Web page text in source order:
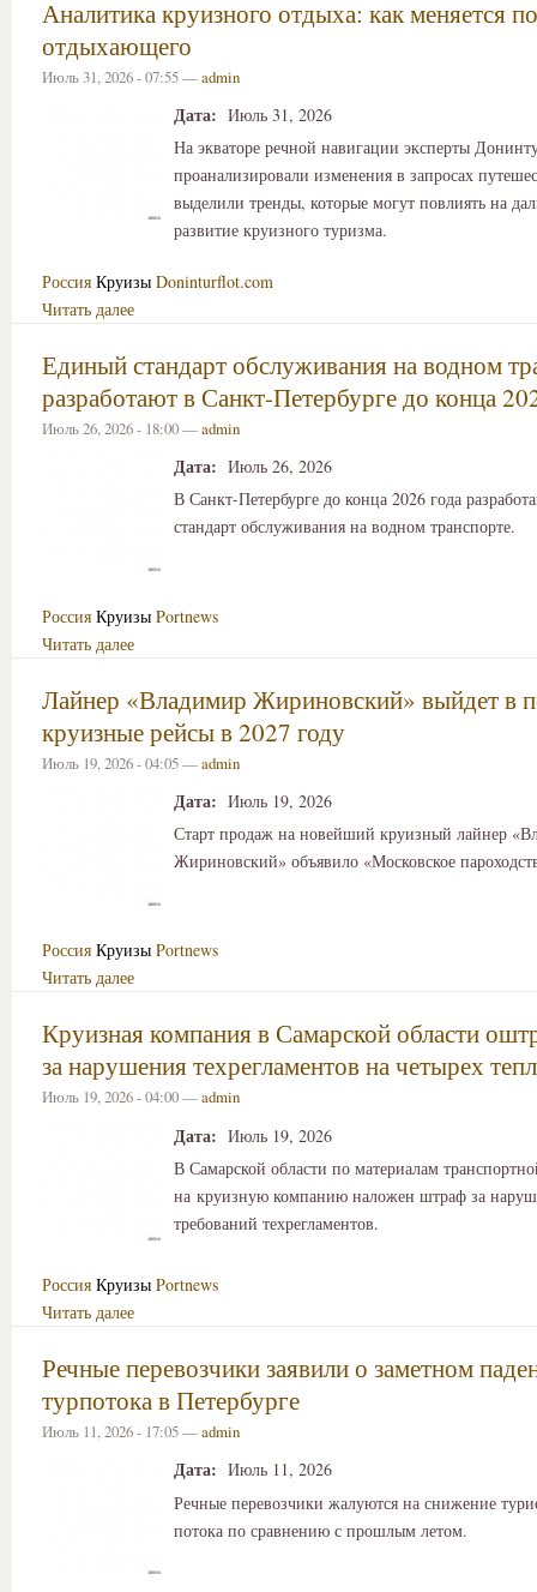
Аналитика круизного отдыха: как меняется
отдыхающего
Июль 31, 2026 - 07:55 —admin
Дата: Июль 31, 2026
На экваторе речной навигации эксперты
проанализировали изменения в запросах
выделили тренды, которые могут повлиять на
развитие круизного туризма.
Россия Круизы Doninturflot.com
Читать далее
Единый стандарт обслуживания на водном
разработают в Санкт-Петербурге до конца
Июль 26, 2026 - 18:00 —admin
Дата: Июль 26, 2026
В Санкт-Петербурге до конца 2026 года
стандарт обслуживания на водном транспорте.
Россия Круизы Portnews
Читать далее
Лайнер «Владимир Жириновский» выйдет в
круизные рейсы в 2027 году
Июль 19, 2026 - 04:05 —admin
Дата: Июль 19, 2026
Старт продаж на новейший круизный лайнер
Жириновский» объявило «Московское
Россия Круизы Portnews
Читать далее
Круизная компания в Самарской области
за нарушения техрегламентов на четырех
Июль 19, 2026 - 04:00 —admin
Дата: Июль 19, 2026
В Самарской области по материалам
на круизную компанию наложен штраф за
требований техрегламентов.
Россия Круизы Portnews
Читать далее
Речные перевозчики заявили о заметном
турпотока в Петербурге
Июль 11, 2026 - 17:05 —admin
Дата: Июль 11, 2026
Речные перевозчики жалуются на снижение
потока по сравнению с прошлым летом.